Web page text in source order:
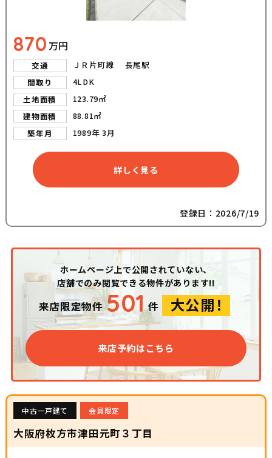
870万円
交通
ＪＲ片町線 長尾駅
間取り
4LDK
土地面積
123.79㎡
建物面積
88.81㎡
築年月
1989年 3月
詳しく見る
登録日：2026/7/19
ホームページ上で公開されていない、
店舗でのみ閲覧できる物件があります!!
来店限定物件 501 件 大公開！
来店予約はこちら
中古一戸建て 会員限定
大阪府枚方市津田元町３丁目